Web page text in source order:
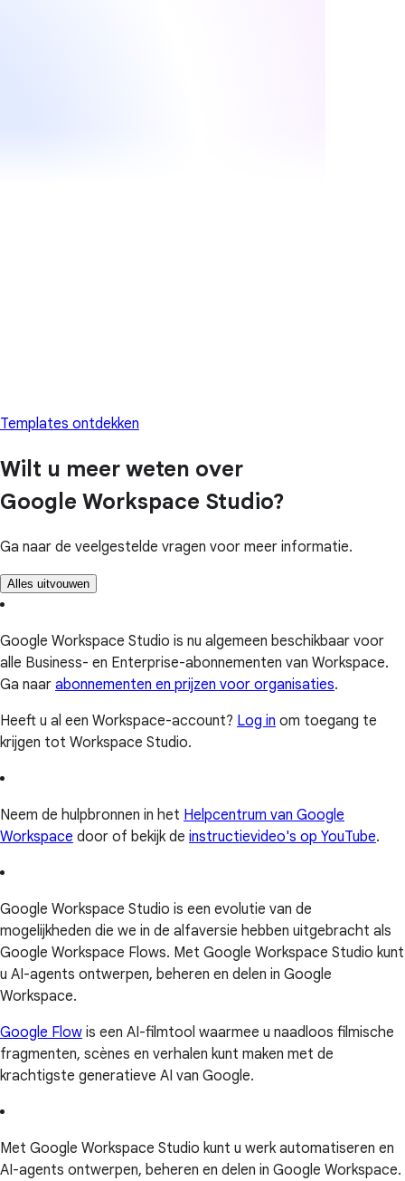
Templates ontdekken
Wilt u meer weten over
Google Workspace Studio?
Ga naar de veelgestelde vragen voor meer informatie.
Alles uitvouwen
Google Workspace Studio is nu algemeen beschikbaar voor
alle Business- en Enterprise-abonnementen van Workspace.
Ga naar abonnementen en prijzen voor organisaties.
Heeft u al een Workspace-account? Log in om toegang te
krijgen tot Workspace Studio.
Neem de hulpbronnen in het Helpcentrum van Google
Workspace door of bekijk de instructievideo's op YouTube.
Google Workspace Studio is een evolutie van de
mogelijkheden die we in de alfaversie hebben uitgebracht als
Google Workspace Flows. Met Google Workspace Studio kunt
u AI-agents ontwerpen, beheren en delen in Google
Workspace.
Google Flow is een AI-filmtool waarmee u naadloos filmische
fragmenten, scènes en verhalen kunt maken met de
krachtigste generatieve AI van Google.
Met Google Workspace Studio kunt u werk automatiseren en
AI-agents ontwerpen, beheren en delen in Google Workspace.